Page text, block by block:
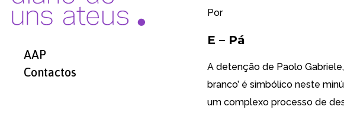
AAP
Contactos
Por
E – Pá
A detenção de Paolo
branco’ é simbólico neste
um complexo processo de